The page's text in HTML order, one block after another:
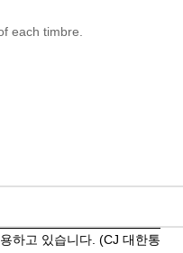
each timbre.
하고 있습니다. (CJ 대한통